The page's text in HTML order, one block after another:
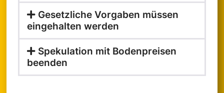
Gesetzliche Vorgaben müssen
eingehalten werden
Spekulation mit Bodenpreisen
beenden